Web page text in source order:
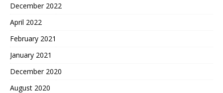
December 2022
April 2022
February 2021
January 2021
December 2020
August 2020